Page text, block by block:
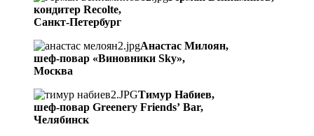
кондитер Recolte,
Санкт-Петербург
Анастас Милоян,
шеф-повар «Виновники Sky»,
Москва
Тимур Набиев,
шеф-повар Greenery Friends’ Bar,
Челябинск